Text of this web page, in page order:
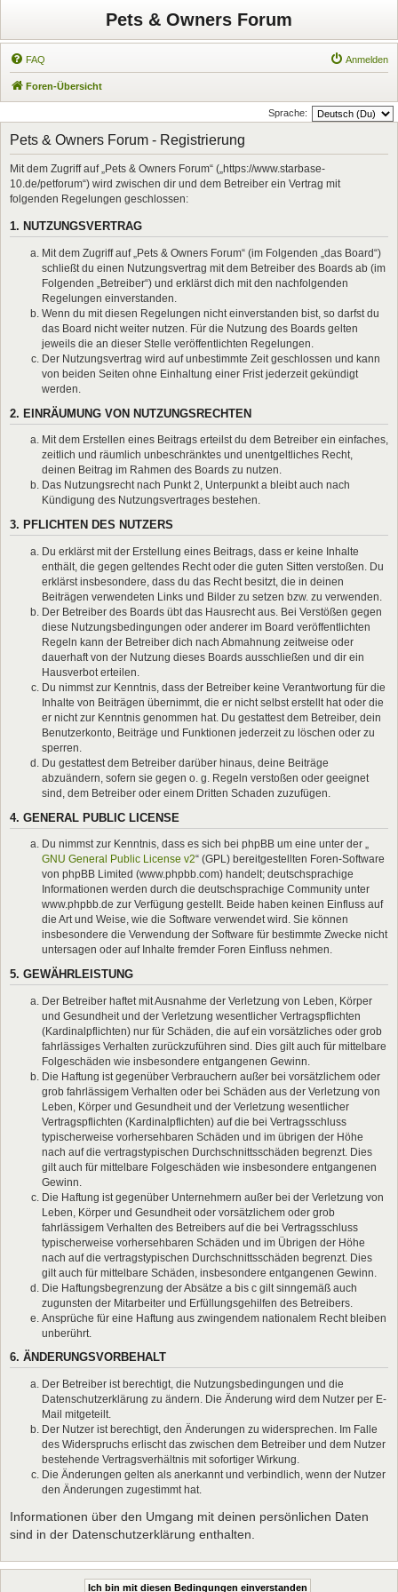
Pets & Owners Forum
FAQ Anmelden
Foren-Übersicht
Sprache:
Pets & Owners Forum - Registrierung
Mit dem Zugriff auf „Pets & Owners Forum“ („https://www.starbase-
10.de/petforum“) wird zwischen dir und dem Betreiber ein Vertrag mit
folgenden Regelungen geschlossen:
1. NUTZUNGSVERTRAG
Mit dem Zugriff auf „Pets & Owners Forum“ (im Folgenden „das Board“)
schließt du einen Nutzungsvertrag mit dem Betreiber des Boards ab (im
Folgenden „Betreiber“) und erklärst dich mit den nachfolgenden
Regelungen einverstanden.
Wenn du mit diesen Regelungen nicht einverstanden bist, so darfst du
das Board nicht weiter nutzen. Für die Nutzung des Boards gelten
jeweils die an dieser Stelle veröffentlichten Regelungen.
Der Nutzungsvertrag wird auf unbestimmte Zeit geschlossen und kann
von beiden Seiten ohne Einhaltung einer Frist jederzeit gekündigt
werden.
2. EINRÄUMUNG VON NUTZUNGSRECHTEN
Mit dem Erstellen eines Beitrags erteilst du dem Betreiber ein einfaches,
zeitlich und räumlich unbeschränktes und unentgeltliches Recht,
deinen Beitrag im Rahmen des Boards zu nutzen.
Das Nutzungsrecht nach Punkt 2, Unterpunkt a bleibt auch nach
Kündigung des Nutzungsvertrages bestehen.
3. PFLICHTEN DES NUTZERS
Du erklärst mit der Erstellung eines Beitrags, dass er keine Inhalte
enthält, die gegen geltendes Recht oder die guten Sitten verstoßen. Du
erklärst insbesondere, dass du das Recht besitzt, die in deinen
Beiträgen verwendeten Links und Bilder zu setzen bzw. zu verwenden.
Der Betreiber des Boards übt das Hausrecht aus. Bei Verstößen gegen
diese Nutzungsbedingungen oder anderer im Board veröffentlichten
Regeln kann der Betreiber dich nach Abmahnung zeitweise oder
dauerhaft von der Nutzung dieses Boards ausschließen und dir ein
Hausverbot erteilen.
Du nimmst zur Kenntnis, dass der Betreiber keine Verantwortung für die
Inhalte von Beiträgen übernimmt, die er nicht selbst erstellt hat oder die
er nicht zur Kenntnis genommen hat. Du gestattest dem Betreiber, dein
Benutzerkonto, Beiträge und Funktionen jederzeit zu löschen oder zu
sperren.
Du gestattest dem Betreiber darüber hinaus, deine Beiträge
abzuändern, sofern sie gegen o. g. Regeln verstoßen oder geeignet
sind, dem Betreiber oder einem Dritten Schaden zuzufügen.
4. GENERAL PUBLIC LICENSE
Du nimmst zur Kenntnis, dass es sich bei phpBB um eine unter der „
GNU General Public License v2“ (GPL) bereitgestellten Foren-Software
von phpBB Limited (www.phpbb.com) handelt; deutschsprachige
Informationen werden durch die deutschsprachige Community unter
www.phpbb.de zur Verfügung gestellt. Beide haben keinen Einfluss auf
die Art und Weise, wie die Software verwendet wird. Sie können
insbesondere die Verwendung der Software für bestimmte Zwecke nicht
untersagen oder auf Inhalte fremder Foren Einfluss nehmen.
5. GEWÄHRLEISTUNG
Der Betreiber haftet mit Ausnahme der Verletzung von Leben, Körper
und Gesundheit und der Verletzung wesentlicher Vertragspflichten
(Kardinalpflichten) nur für Schäden, die auf ein vorsätzliches oder grob
fahrlässiges Verhalten zurückzuführen sind. Dies gilt auch für mittelbare
Folgeschäden wie insbesondere entgangenen Gewinn.
Die Haftung ist gegenüber Verbrauchern außer bei vorsätzlichem oder
grob fahrlässigem Verhalten oder bei Schäden aus der Verletzung von
Leben, Körper und Gesundheit und der Verletzung wesentlicher
Vertragspflichten (Kardinalpflichten) auf die bei Vertragsschluss
typischerweise vorhersehbaren Schäden und im übrigen der Höhe
nach auf die vertragstypischen Durchschnittsschäden begrenzt. Dies
gilt auch für mittelbare Folgeschäden wie insbesondere entgangenen
Gewinn.
Die Haftung ist gegenüber Unternehmern außer bei der Verletzung von
Leben, Körper und Gesundheit oder vorsätzlichem oder grob
fahrlässigem Verhalten des Betreibers auf die bei Vertragsschluss
typischerweise vorhersehbaren Schäden und im Übrigen der Höhe
nach auf die vertragstypischen Durchschnittsschäden begrenzt. Dies
gilt auch für mittelbare Schäden, insbesondere entgangenen Gewinn.
Die Haftungsbegrenzung der Absätze a bis c gilt sinngemäß auch
zugunsten der Mitarbeiter und Erfüllungsgehilfen des Betreibers.
Ansprüche für eine Haftung aus zwingendem nationalem Recht bleiben
unberührt.
6. ÄNDERUNGSVORBEHALT
Der Betreiber ist berechtigt, die Nutzungsbedingungen und die
Datenschutzerklärung zu ändern. Die Änderung wird dem Nutzer per E-
Mail mitgeteilt.
Der Nutzer ist berechtigt, den Änderungen zu widersprechen. Im Falle
des Widerspruchs erlischt das zwischen dem Betreiber und dem Nutzer
bestehende Vertragsverhältnis mit sofortiger Wirkung.
Die Änderungen gelten als anerkannt und verbindlich, wenn der Nutzer
den Änderungen zugestimmt hat.
Informationen über den Umgang mit deinen persönlichen Daten
sind in der Datenschutzerklärung enthalten.